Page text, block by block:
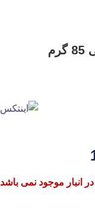
در انبار موجود نمی باشد